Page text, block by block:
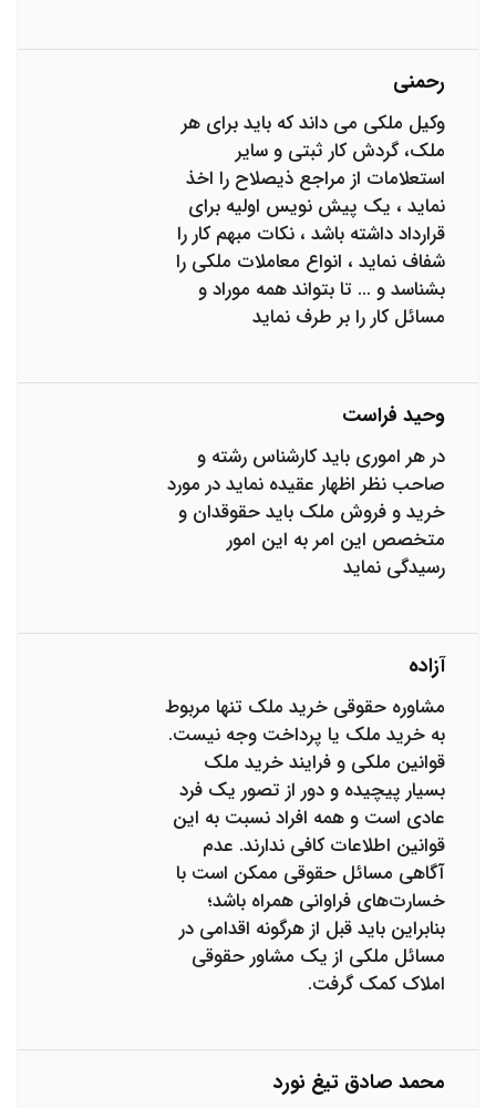
رحمنی
وکیل ملکی می داند که باید برای هر
ملک، گردش کار ثبتی و سایر
استعلامات از مراجع ذیصلاح را اخذ
نماید ، یک پیش نویس اولیه برای
قرارداد داشته باشد ، نکات مبهم کار را
شفاف نماید ، انواع معاملات ملکی را
بشناسد و ... تا بتواند همه موراد و
مسائل کار را بر طرف نماید
وحید فراست
در هر اموری باید کارشناس رشته و
صاحب نظر اظهار عقیده نماید در مورد
خرید و فروش ملک باید حقوقدان و
متخصص این امر به این امور
رسیدگی نماید
آزاده
مشاوره حقوقی خرید ملک تنها مربوط
به خرید ملک یا پرداخت وجه نیست.
قوانین ملکی و فرایند خرید ملک
بسیار پیچیده و دور از تصور یک فرد
عادی است و همه افراد نسبت به این
قوانین اطلاعات کافی ندارند. عدم
آگاهی مسائل حقوقی ممکن است با
خسارت‌های فراوانی همراه باشد؛
بنابراین باید قبل از هرگونه اقدامی در
مسائل ملکی از یک مشاور حقوقی
املاک کمک گرفت.
محمد صادق تیغ نورد